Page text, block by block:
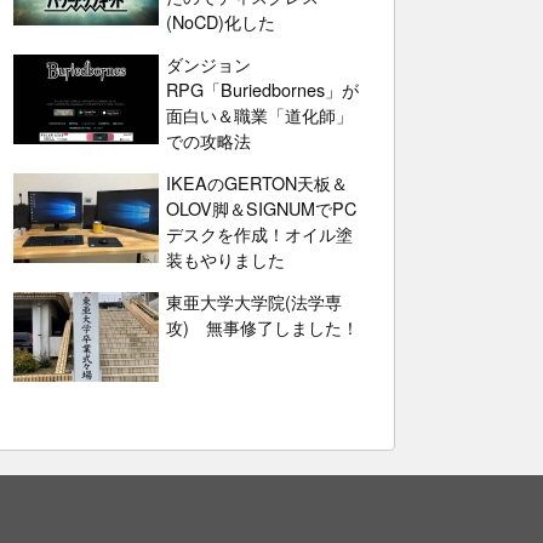
(NoCD)化した
ダンジョン
RPG「Buriedbornes」が
面白い＆職業「道化師」
での攻略法
IKEAのGERTON天板＆
OLOV脚＆SIGNUMでPC
デスクを作成！オイル塗
装もやりました
東亜大学大学院(法学専
攻) 無事修了しました！